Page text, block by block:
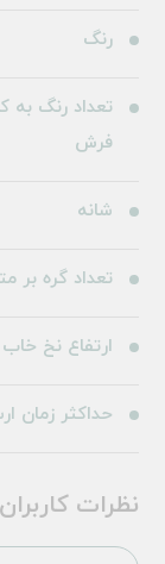
رنگ
تعداد رنگ به
فرش
شانه
تعداد گره بر
ارتفاع نخ خاب
حداکثر زمان
نظرات کاربران